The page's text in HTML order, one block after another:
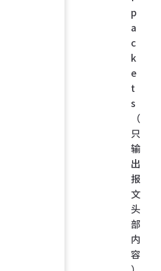
p
a
c
k
e
t
s
（
只
输
出
报
文
头
部
内
容